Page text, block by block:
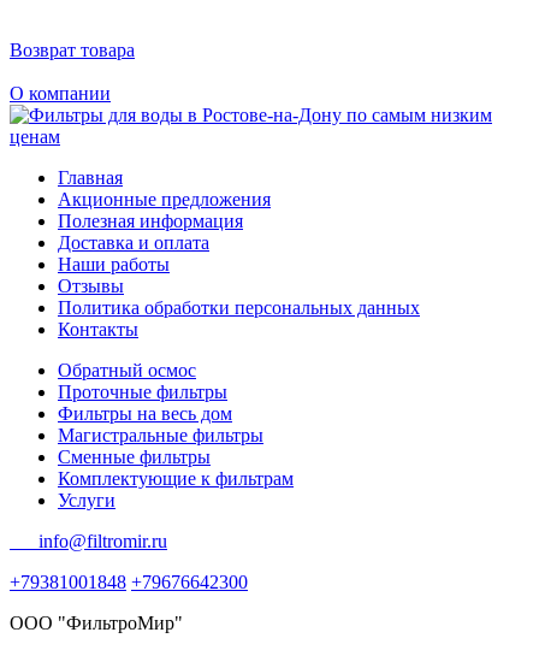
Возврат товара
О компании
Главная
Акционные предложения
Полезная информация
Доставка и оплата
Наши работы
Отзывы
Политика обработки персональных данных
Контакты
Обратный осмос
Проточные фильтры
Фильтры на весь дом
Магистральные фильтры
Сменные фильтры
Комплектующие к фильтрам
Услуги
info@filtromir.ru
+79381001848 +79676642300
ООО "ФильтроМир"